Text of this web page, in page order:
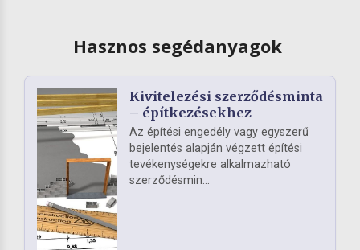
Hasznos segédanyagok
Kivitelezési szerződésminta
– építkezésekhez
Az építési engedély vagy egyszerű
bejelentés alapján végzett építési
tevékenységekre alkalmazható
szerződésmin...